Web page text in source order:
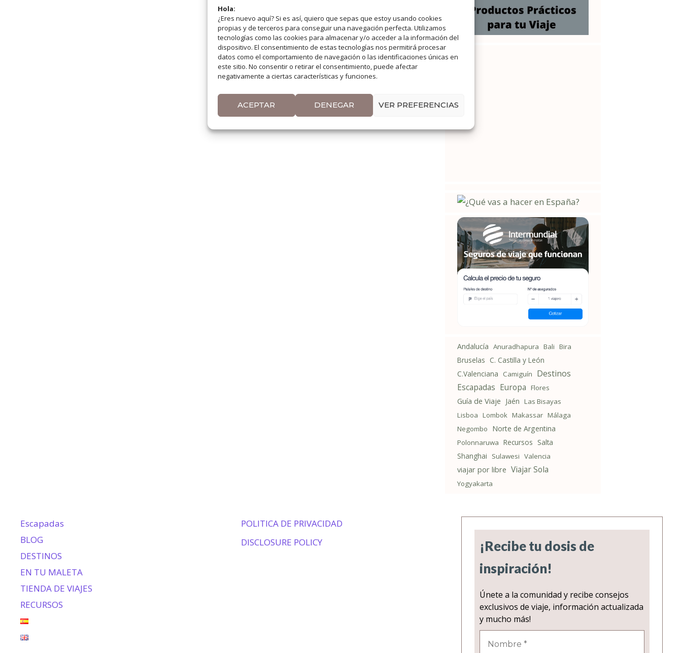
Hola:
¿Eres nuevo aquí? Si es así, quiero que sepas que estoy usando cookies
propias y de terceros para conseguir una navegación perfecta. Utilizamos
tecnologías como las cookies para almacenar y/o acceder a la información del
dispositivo. El consentimiento de estas tecnologías nos permitirá procesar
datos como el comportamiento de navegación o las identificaciones únicas en
este sitio. No consentir o retirar el consentimiento, puede afectar
negativamente a ciertas características y funciones.
ACEPTAR DENEGAR VER PREFERENCIAS
Andalucía Anuradhapura Bali Bira
Bruselas C. Castilla y León
C.Valenciana
Camiguín Destinos
Escapadas Europa Flores
Guía de Viaje Jaén Las Bisayas
Lisboa Lombok Makassar Málaga
Negombo
Norte de Argentina
Polonnaruwa Recursos Salta
Shanghai
Sulawesi Valencia
viajar por libre Viajar Sola
Yogyakarta
Escapadas
BLOG
DESTINOS
EN TU MALETA
TIENDA DE VIAJES
RECURSOS
POLITICA DE PRIVACIDAD
DISCLOSURE POLICY
¡Recibe tu dosis de
inspiración!
Únete a la comunidad y recibe consejos
exclusivos de viaje, información actualizada
y mucho más!